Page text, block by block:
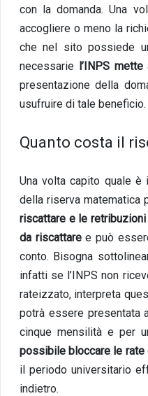
con la domanda. Una
accogliere o meno la
che nel sito possiede
necessarie l’INPS
presentazione della
usufruire di tale beneficio.
Quanto costa il
Una volta capito quale
della riserva matematica
riscattare e le
da riscattaree può
conto. Bisogna
infatti se l’INPS non
rateizzato, interpreta
potrà essere presentata
cinque mensilità e per
possibile bloccare le rate
il periodo universitario
indietro.